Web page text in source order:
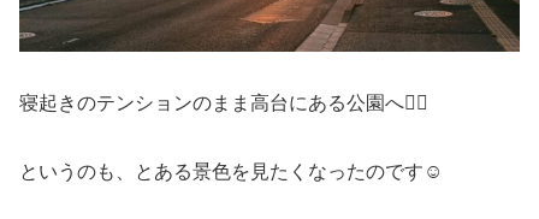
寝起きのテンションのまま高台にある公園へ🏃‍♀️
というのも、とある景色を見たくなったのです☺️